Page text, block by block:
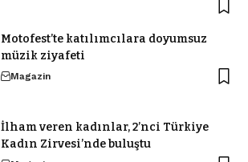
Motofest’te katılımcılara doyumsuz
müzik ziyafeti
Magazin
İlham veren kadınlar, 2’nci Türkiye
Kadın Zirvesi’nde buluştu